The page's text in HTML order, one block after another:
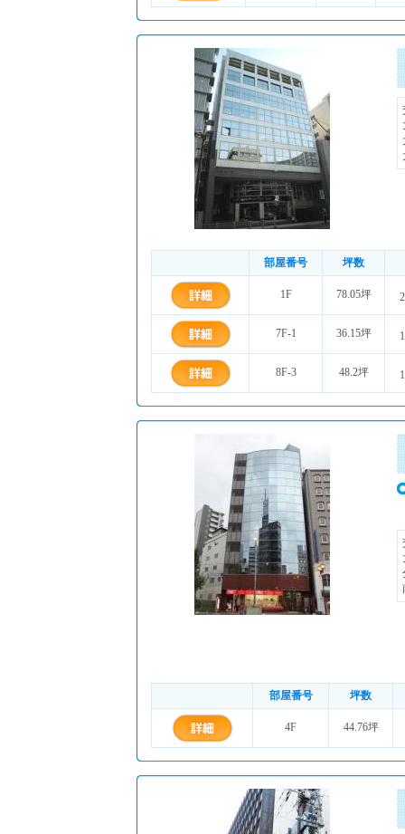
部屋番号 坪数
1F 78.05坪
7F-1 36.15坪
8F-3 48.2坪
部屋番号 坪数
4F 44.76坪